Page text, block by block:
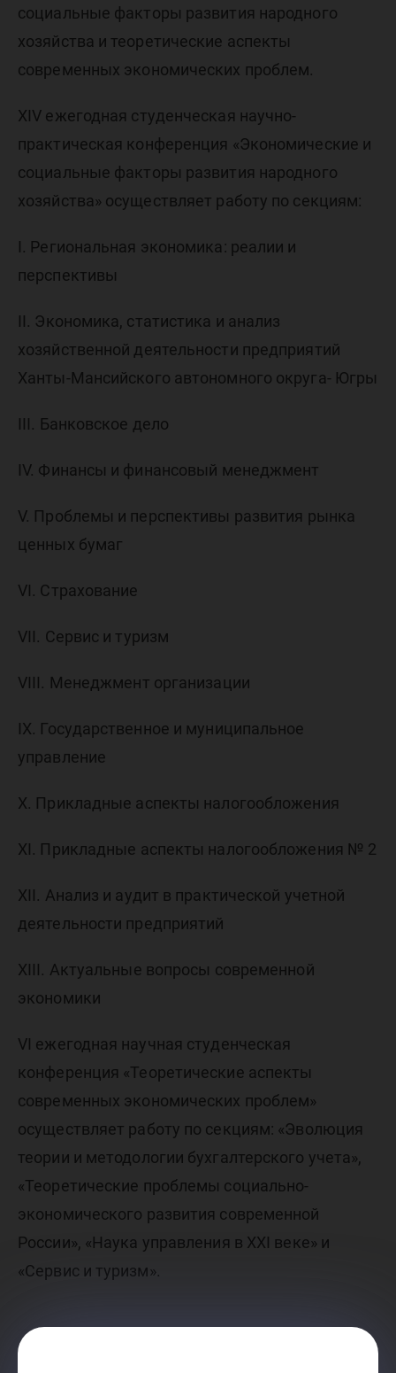
социальные факторы развития народного
хозяйства и теоретические аспекты
современных экономических проблем.
ХIV ежегодная студенческая научно-
практическая конференция «Экономические и
социальные факторы развития народного
хозяйства» осуществляет работу по секциям:
I. Региональная экономика: реалии и
перспективы
II. Экономика, статистика и анализ
хозяйственной деятельности предприятий
Ханты-Мансийского автономного округа- Югры
III. Банковское дело
IV. Финансы и финансовый менеджмент
V. Проблемы и перспективы развития рынка
ценных бумаг
VI. Страхование
VII. Сервис и туризм
VIII. Менеджмент организации
IX. Государственное и муниципальное
управление
X. Прикладные аспекты налогообложения
XI. Прикладные аспекты налогообложения № 2
XII. Анализ и аудит в практической учетной
деятельности предприятий
XIII. Актуальные вопросы современной
экономики
VI ежегодная научная студенческая
конференция «Теоретические аспекты
современных экономических проблем»
осуществляет работу по секциям: «Эволюция
теории и методологии бухгалтерского учета»,
«Теоретические проблемы социально-
экономического развития современной
России», «Наука управления в XXI веке» и
«Сервис и туризм».